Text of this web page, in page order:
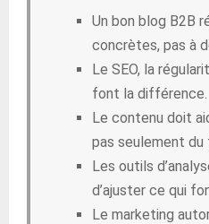
Un bon blog B2B
concrètes, pas à
Le SEO, la
font la différence.
Le contenu doit
pas seulement du
Les outils
d’ajuster ce qui
Le marketing